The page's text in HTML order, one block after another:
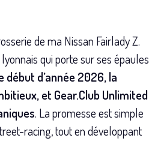
de ma Nissan Fairlady Z.
qui porte sur ses épaules
début d’année 2026, la
et Gear.Club Unlimited
. La promesse est simple
racing, tout en développant